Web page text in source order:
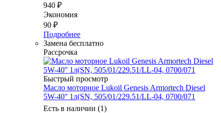
940 ₽
Экономия
90 ₽
Подробнее
Замена бесплатно
Рассрочка
Быстрый просмотр
Масло моторное Lukoil Genesis Armortech Diesel
5W-40'' 1л(SN, 505/01/229.51/LL-04, 0700/071
Есть в наличии (1)